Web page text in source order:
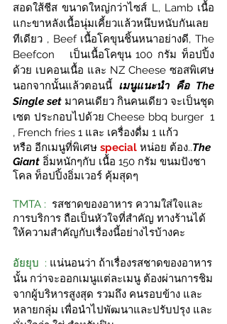
สอดใส้ชีส ขนาดใหญ่กว่าไซส์ L, Lamb เนื้อ
แกะขาหลังเนื้อนุ่มเคี้ยวแล้วหนึบหนับกันเลย
ทีเดียว , Beef เนื้อโคขุนชิ้นหนาอย่างดี, The
Beefcon   เป็นเนื้อโคขุน 100 กรัม ท็อปปิ้ง
ด้วย เบคอนเนื้อ และ NZ Cheese ซอสพิเศษ
นอกจากนั้นแล้วตอนนี้ เมนูแนะนำ คือ The
Single set มาคนเดียว กินคนเดียว จะเป็นชุด
เซต ประกอบไปด้วย Cheese bbq burger  1
, French fries 1 และ เครื่องดื่ม 1 แก้ว
หรือ อีกเมนูที่พิเศษ special หน่อย ต้อง..The
Giant อิ่มหนักๆกับ เนื้อ 150 กรัม ขนมปังชา
โคล ท็อปปิ้งอิ่มเวอร์ คุ้มสุดๆ
TMTA : รสชาดของอาหาร ความใส่ใจและ
การบริการ ถือเป็นหัวใจที่สำคัญ ทางร้านได้
ให้ความสำคัญกับเรื่องนี้อย่างไรบ้างคะ
อัยยุบ  : แน่นอนว่า ถ้าเรื่องรสชาดของอาหาร
นั้น กว่าจะออกเมนูแต่ละเมนู ต้องผ่านการชิม
จากผู้บริหารสูงสุด รวมถึง คนรอบข้าง และ
หลายกลุ่ม เพื่อนำไปพัฒนาและปรับปรุง และ